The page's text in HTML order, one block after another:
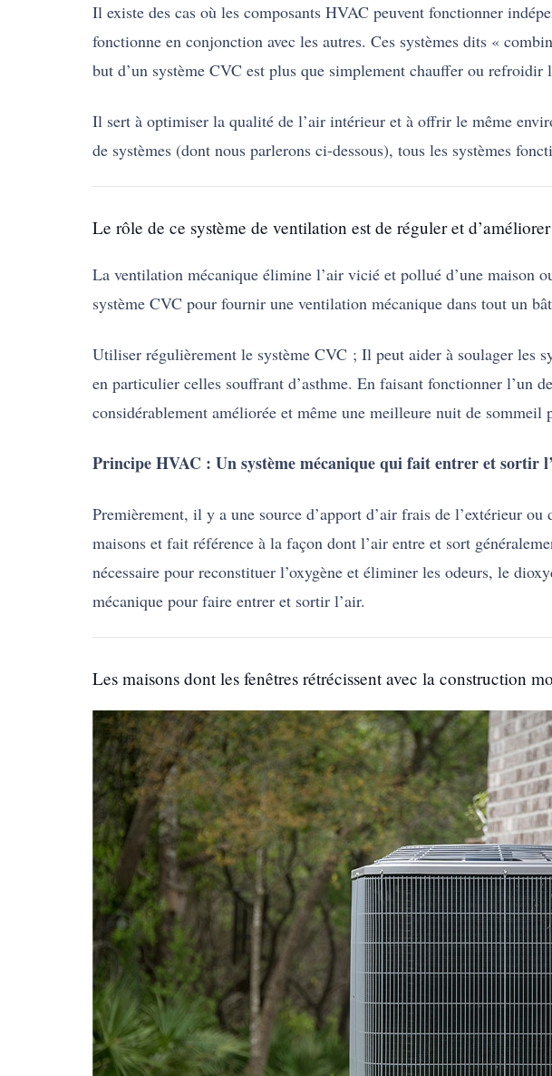
Il existe des cas où les composants HVAC peuvent fonctionner
fonctionne en conjonction avec les autres. Ces systèmes dits «
but d’un système CVC est plus que simplement chauffer ou refroidir
Il sert à optimiser la qualité de l’air intérieur et à offrir le même
de systèmes (dont nous parlerons ci-dessous), tous les systèmes
Le rôle de ce système de ventilation est de réguler et
La ventilation mécanique élimine l’air vicié et pollué d’une maison
système CVC pour fournir une ventilation mécanique dans tout un
Utiliser régulièrement le système CVC ; Il peut aider à soulager les
en particulier celles souffrant d’asthme. En faisant fonctionner l’un
considérablement améliorée et même une meilleure nuit de sommeil
Principe HVAC : Un système mécanique qui fait entrer et sortir
Premièrement, il y a une source d’apport d’air frais de l’extérieur
maisons et fait référence à la façon dont l’air entre et sort
nécessaire pour reconstituer l’oxygène et éliminer les odeurs, le
mécanique pour faire entrer et sortir l’air.
Les maisons dont les fenêtres rétrécissent avec la construction